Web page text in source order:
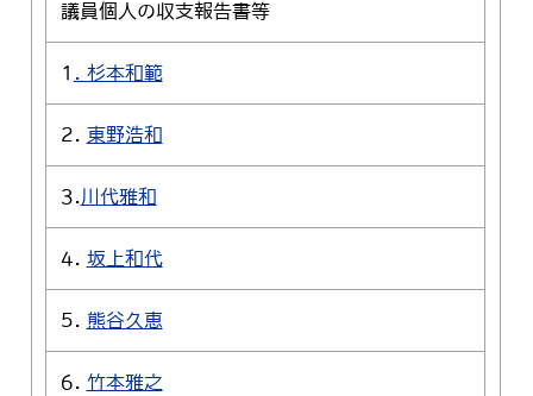
議員個人の収支報告書等
1 . 杉本和範
2. 東野浩和
3.川代雅和
4. 坂上和代
5. 熊谷久恵
6. 竹本雅之